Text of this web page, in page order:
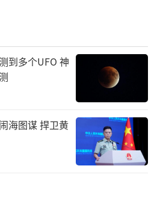
到多个UFO 神
海图谋 捍卫黄